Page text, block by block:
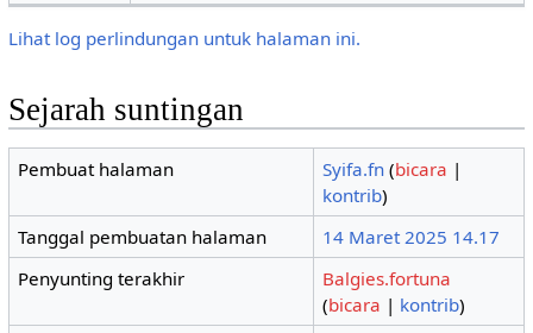
Lihat log perlindungan untuk halaman ini.
Sejarah suntingan
Pembuat halaman Syifa.fn (bicara |
kontrib)
Tanggal pembuatan halaman
14 Maret 2025 14.17
Penyunting terakhir
Balgies.fortuna
(bicara | kontrib)